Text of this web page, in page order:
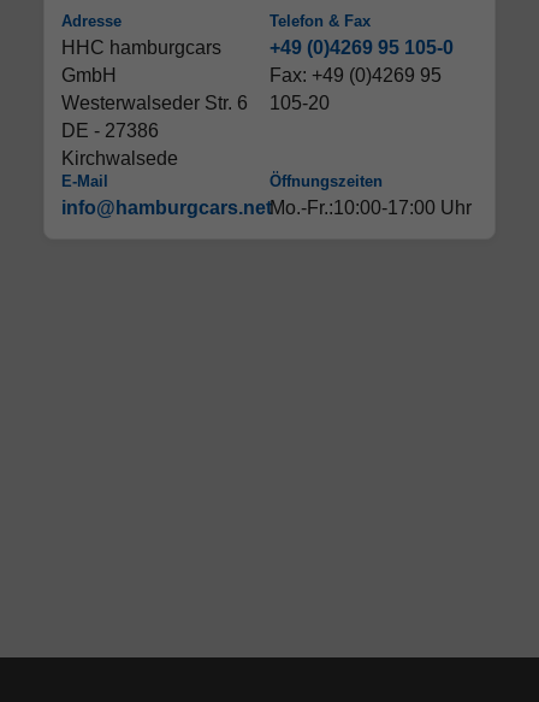
Adresse
HHC hamburgcars
GmbH
Westerwalseder Str. 6
DE - 27386
Kirchwalsede
Telefon & Fax
+49 (0)4269 95 105-0
Fax: +49 (0)4269 95
105-20
E-Mail
info@hamburgcars.net
Öffnungszeiten
Mo.-Fr.:10:00-17:00 Uhr